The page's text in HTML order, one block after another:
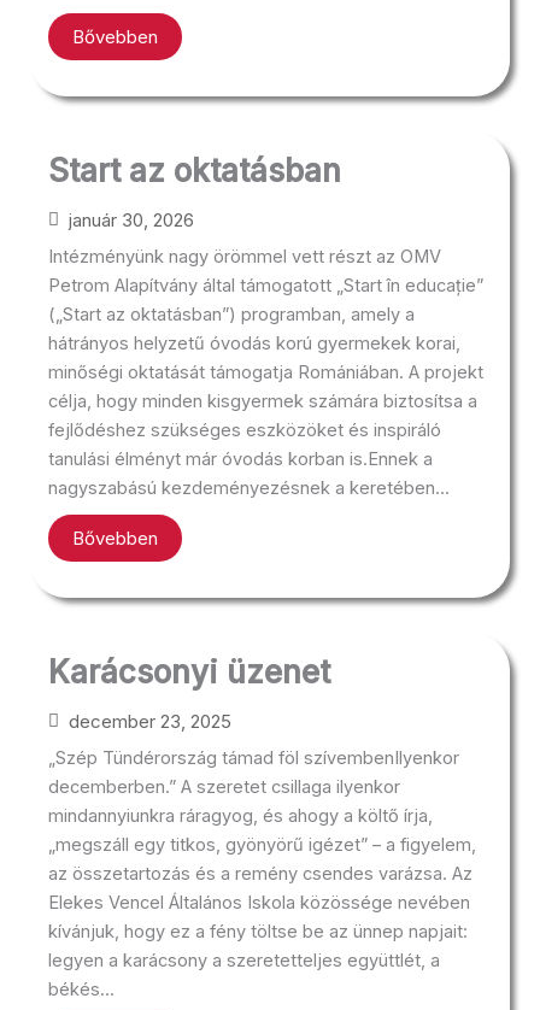
Bővebben
Start az oktatásban
január 30, 2026
Intézményünk nagy örömmel vett részt az OMV
Petrom Alapítvány által támogatott „Start în educație”
(„Start az oktatásban”) programban, amely a
hátrányos helyzetű óvodás korú gyermekek korai,
minőségi oktatását támogatja Romániában. A projekt
célja, hogy minden kisgyermek számára biztosítsa a
fejlődéshez szükséges eszközöket és inspiráló
tanulási élményt már óvodás korban is.Ennek a
nagyszabású kezdeményezésnek a keretében...
Bővebben
Karácsonyi üzenet
december 23, 2025
„Szép Tündérország támad föl szívembenIlyenkor
decemberben.” A szeretet csillaga ilyenkor
mindannyiunkra ráragyog, és ahogy a költő írja,
„megszáll egy titkos, gyönyörű igézet” – a figyelem,
az összetartozás és a remény csendes varázsa. Az
Elekes Vencel Általános Iskola közössége nevében
kívánjuk, hogy ez a fény töltse be az ünnep napjait:
legyen a karácsony a szeretetteljes együttlét, a
békés...